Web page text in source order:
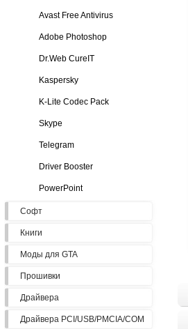
Avast Free Antivirus
Adobe Photoshop
Dr.Web CureIT
Kaspersky
K-Lite Codec Pack
Skype
Telegram
Driver Booster
PowerPoint
Софт
Книги
Моды для GTA
Прошивки
Драйвера
Драйвера PCI/USB/PMCIA/COM